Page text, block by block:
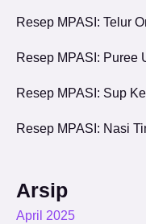
Resep MPASI: Telur
Resep MPASI: Puree
Resep MPASI: Sup
Resep MPASI: Nasi
Arsip
April 2025